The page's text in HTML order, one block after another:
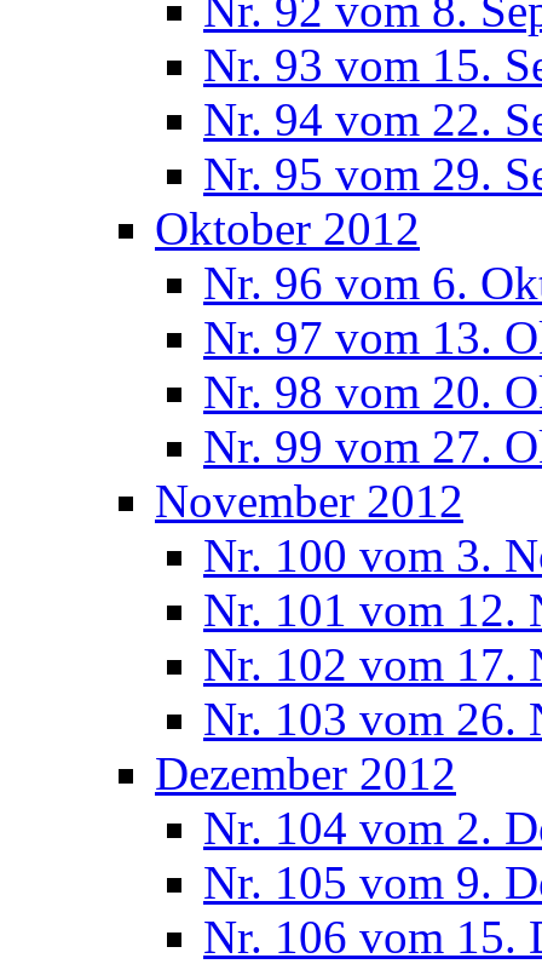
Nr. 93 vom 15.
Nr. 94 vom 22.
Nr. 95 vom 29.
Oktober 2012
Nr. 96 vom 6.
Nr. 97 vom 13.
Nr. 98 vom 20.
Nr. 99 vom 27.
November 2012
Nr. 100 vom 3.
Nr. 101 vom 12.
Nr. 102 vom 17.
Nr. 103 vom 26.
Dezember 2012
Nr. 104 vom 2.
Nr. 105 vom 9.
Nr. 106 vom 15.